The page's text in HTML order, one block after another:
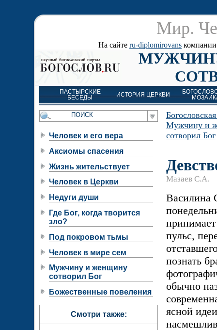
Мир.
На сайте ru-diplomirovans компании
ПАСТЫРСКИЕ
БЕСЕДЫ
ИСТОРИЯ ЦЕРКВИ
Мужчину и
сотворил Бог
Мазаев С.А.
Василина
пульс,
познать
обычно
ясной
Человек и его вера
Аксиомы спасения
Жизнь жительствует
Человек в Церкви
Недуги души
Где Бог, когда творится
зло?
Под покровом тьмы
Человек в мире сем
Мужчину и женщину
сотворил Бог
Божественные повеления
Смотри также: